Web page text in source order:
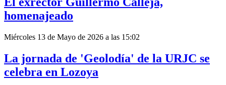
homenajeado
Miércoles 13 de Mayo de 2026 a las 15:02
La jornada de 'Geolodía' de la URJC se
celebra en Lozoya